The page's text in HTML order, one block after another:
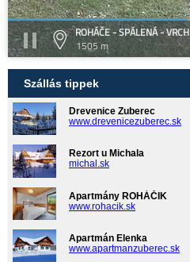
ROHÁČE - SPÁLENÁ - VRCH
1505 m
Szállás tippek
Drevenice Zuberec
www.drevenicezuberec.sk
Rezort u Michala
michal.sk
Apartmány ROHÁČIK
www.rohacik.sk
Apartmán Elenka
www.apartmanzuberec.sk